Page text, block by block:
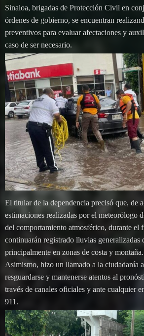
Sinaloa, brigadas de Protección Civil en
órdenes de gobierno, se encuentran
preventivos para evaluar afectaciones y
caso de ser necesario.
El titular de la dependencia precisó que, de
estimaciones realizadas por el meteorólogo
del comportamiento atmosférico, durante el
continuarán registrado lluvias generalizadas
principalmente en zonas de costa y montaña.
Asimismo, hizo un llamado a la ciudadanía
resguardarse y mantenerse atentos al
través de canales oficiales y ante cualquier
911.